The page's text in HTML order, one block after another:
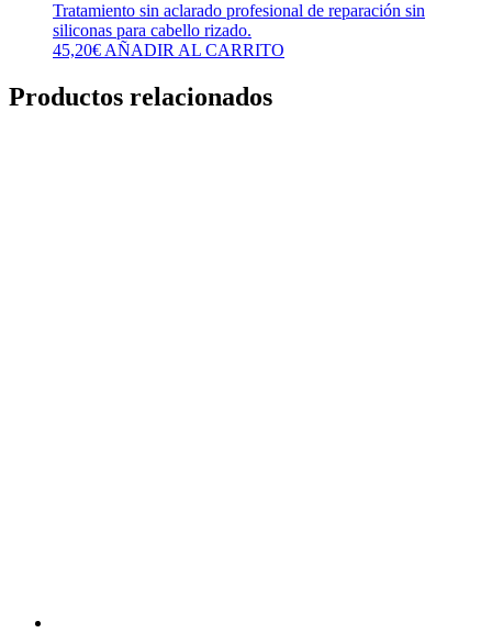
Tratamiento sin aclarado profesional de reparación sin
siliconas para cabello rizado.
45,20€ AÑADIR AL CARRITO
Productos relacionados